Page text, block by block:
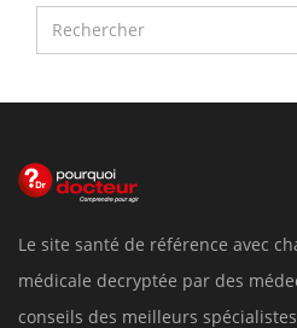
Le site santé de référence avec
médicale decryptée par des
conseils des meilleurs